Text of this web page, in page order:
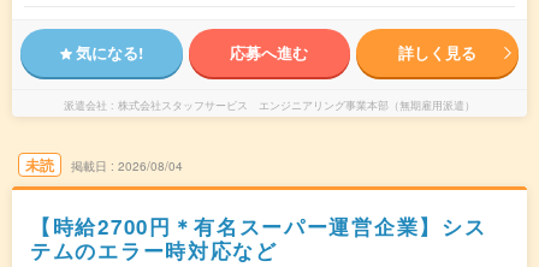
気になる! 応募へ進む 詳しく見る
派遣会社 株式会社スタッフサービス エンジニアリング事業本部（無期雇用派遣）
未読 掲載日 2026/08/04
【時給2700円＊有名スーパー運営企業】シス
テムのエラー時対応など